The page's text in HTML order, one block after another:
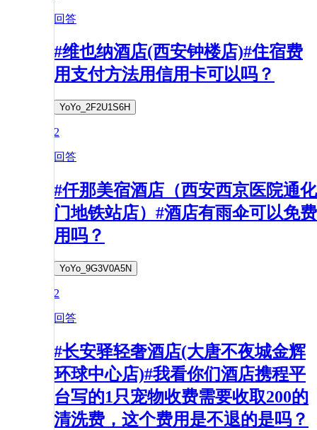
回答
#维也纳酒店(西安钟楼店)#住宿费
用支付方法用信用卡可以吗？
YoYo_2F2U1S6H
2
回答
#仟那美宿酒店（西安西京医院通化
门地铁站店）#酒店有雨伞可以免费
用吗？
YoYo_9G3V0A5N
2
回答
#长安驿轻奢酒店(大唐不夜城金辉
环球中心店)#我看你们酒店携程平
台写的1只宠物收费需要收取200的
清洗费，这个费用是不退的是吗？